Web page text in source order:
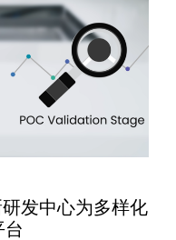
发中心为多样化